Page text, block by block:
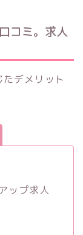
コミ。求人
デメリット
ップ求人